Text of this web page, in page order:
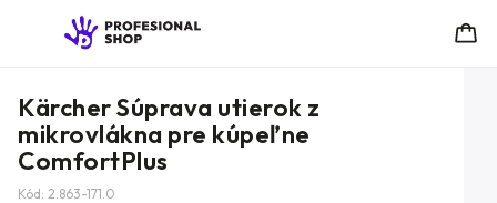
Kärcher Súprava utierok z
mikrovlákna pre kúpeľne
ComfortPlus
Kód: 2.863-171.0